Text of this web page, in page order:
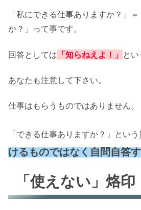
「私にできる仕事ありますか？」
か？」って事です。
回答としては 「知らねえよ！」 とい
あなたも注意して下さい。
仕事はもらうものではありません。
「できる仕事ありますか？」とい
けるものではなく自問自答す
「使えない」烙印